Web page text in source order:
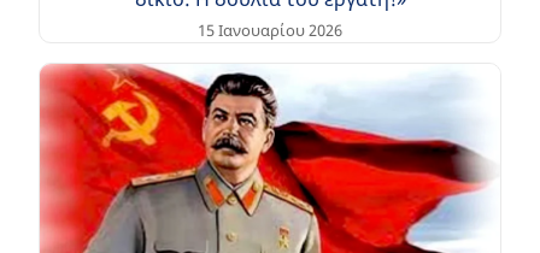
15 Ιανουαρίου 2026